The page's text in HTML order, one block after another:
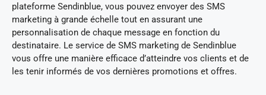
plateforme Sendinblue, vous pouvez envoyer des SMS
marketing à grande échelle tout en assurant une
personnalisation de chaque message en fonction du
destinataire. Le service de SMS marketing de Sendinblue
vous offre une manière efficace d’atteindre vos clients et de
les tenir informés de vos dernières promotions et offres.